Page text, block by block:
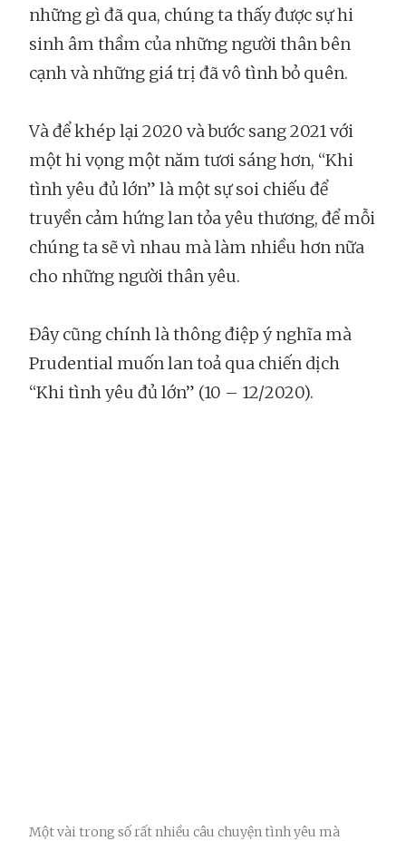
những gì đã qua, chúng ta thấy được sự hi
sinh âm thầm của những người thân bên
cạnh và những giá trị đã vô tình bỏ quên.
Và để khép lại 2020 và bước sang 2021 với
một hi vọng một năm tươi sáng hơn, “Khi
tình yêu đủ lớn” là một sự soi chiếu để
truyền cảm hứng lan tỏa yêu thương, để mỗi
chúng ta sẽ vì nhau mà làm nhiều hơn nữa
cho những người thân yêu.
Đây cũng chính là thông điệp ý nghĩa mà
Prudential muốn lan toả qua chiến dịch
“Khi tình yêu đủ lớn” (10 – 12/2020).
Một vài trong số rất nhiều câu chuyện tình yêu mà